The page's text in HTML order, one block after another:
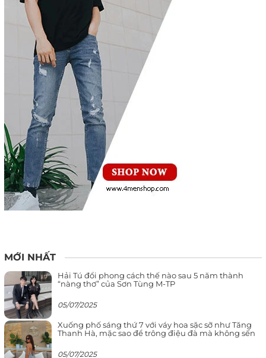
MỚI NHẤT
Hải Tú đổi phong cách thế nào sau 5 năm thành
“nàng thơ” của Sơn Tùng M-TP
05/07/2025
Xuống phố sáng thứ 7 với váy hoa sặc sỡ như Tăng
Thanh Hà, mặc sao để trông điệu đà mà không sến
05/07/2025